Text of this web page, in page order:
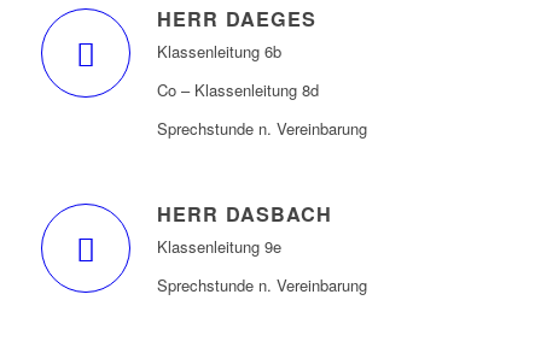
HERR DAEGES
Klassenleitung 6b
Co – Klassenleitung 8d
Sprechstunde n. Vereinbarung
HERR DASBACH
Klassenleitung 9e
Sprechstunde n. Vereinbarung